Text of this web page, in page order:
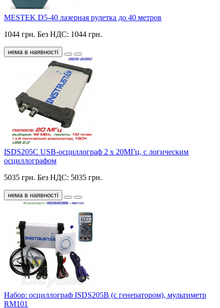
MESTEK D5-40 лазерная рулетка до 40 метров
1044 грн. Без НДС: 1044 грн.
нема в наявності
ISDS205C USB-осциллограф 2 х 20МГц, с логическим
осциллографом
5035 грн. Без НДС: 5035 грн.
нема в наявності
Набор: осциллограф ISDS205B (c генератором), мультиметр
RM101